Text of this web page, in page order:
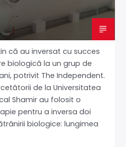
că au inversat cu succes
biologică la un grup de
potrivit The Independent.
de la Universitatea
Shamir au folosit o
pentru a inversa doi
biologice: lungimea